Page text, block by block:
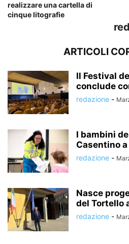
realizzare una cartella di
cinque litografie
ARTICOLI
Il Festival
conclude
redazione -
I bambini
Casentino
redazione -
Nasce
del Tortello
redazione -